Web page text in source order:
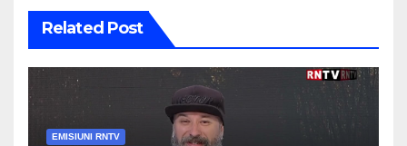
Related Post
EMISIUNI RNTV